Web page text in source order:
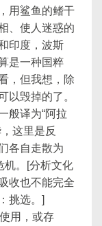
用鲨鱼的鳍干
、使人迷惑的
印度，波斯
是一种国粹
，但我想，除
以毁掉的了。
般译为“阿拉
这里是反
各自走散为
机。[分析文化
收也不能完全
挑选。]
用，或存